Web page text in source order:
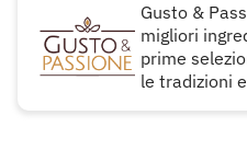
Gusto &
migliori
prime
le tradizioni